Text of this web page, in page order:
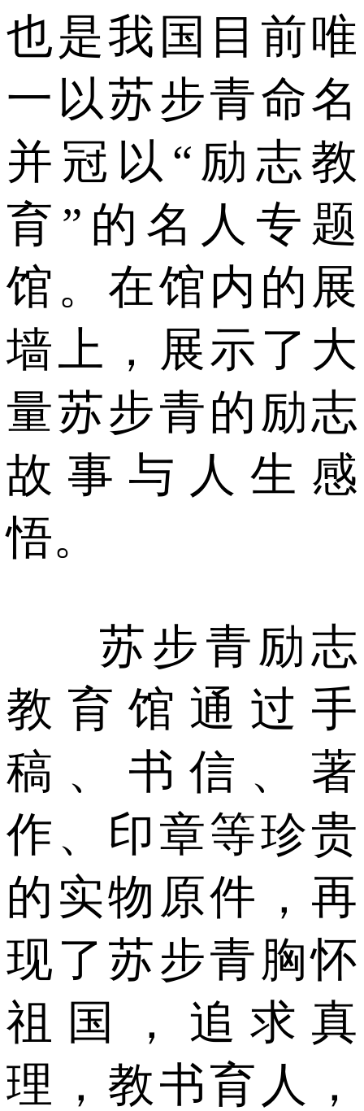
也是我国目前唯
一以苏步青命名
并冠以“励志教
育”的名人专题
馆。在馆内的展
墙上，展示了大
量苏步青的励志
故事与人生感
悟。
苏步青励志
教育馆通过手
稿、书信、著
作、印章等珍贵
的实物原件，再
现了苏步青胸怀
祖国，追求真
理，教书育人，